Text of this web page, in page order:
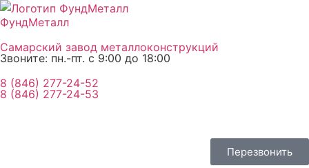
ФундМеталл
Самарский завод металлоконструкций
Звоните: пн.-пт. с 9:00 до 18:00
8 (846) 277-24-52
8 (846) 277-24-53
Перезвонить